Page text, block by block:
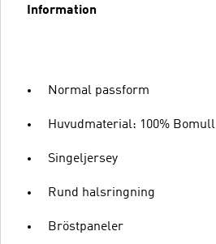
Information
Normal passform
Huvudmaterial: 100% Bomull
Singeljersey
Rund halsringning
Bröstpaneler